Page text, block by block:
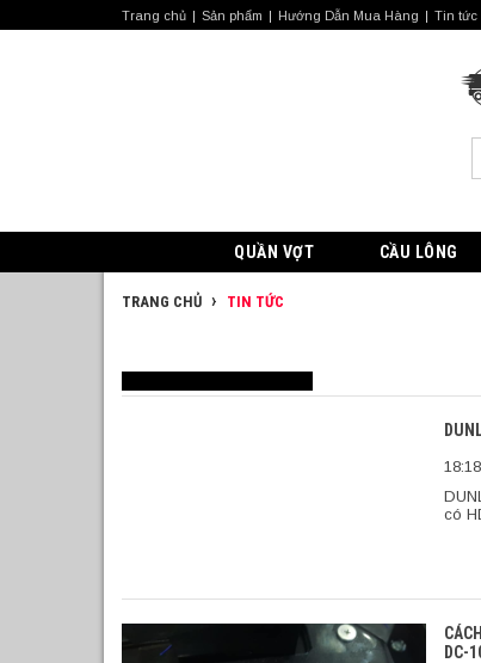
Trang chủ Sản phẩm Hướng Dẫn Mua Hàng Tin tức
QUẦN VỢT CẦU LÔNG
TRANG CHỦ TIN TỨC
có
DC-